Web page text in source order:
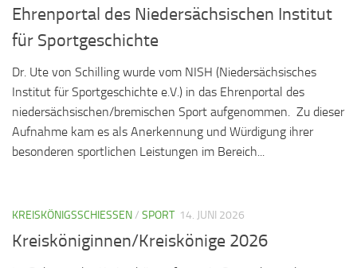
Ehrenportal des Niedersächsischen Institut
für Sportgeschichte
Dr. Ute von Schilling wurde vom NISH (Niedersächsisches
Institut für Sportgeschichte e.V.) in das Ehrenportal des
niedersächsischen/bremischen Sport aufgenommen. Zu dieser
Aufnahme kam es als Anerkennung und Würdigung ihrer
besonderen sportlichen Leistungen im Bereich...
KREISKÖNIGSSCHIESSEN / SPORT 14. JUNI 2026
Kreisköniginnen/Kreiskönige 2026